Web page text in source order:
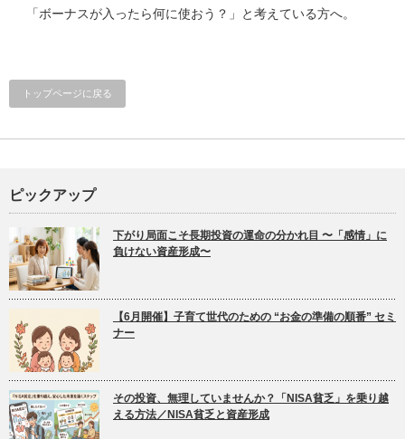
「ボーナスが入ったら何に使おう？」と考えている方へ。
トップページに戻る
ピックアップ
下がり局面こそ長期投資の運命の分かれ目 〜「感情」に
負けない資産形成〜
【6月開催】子育て世代のための “お金の準備の順番” セミ
ナー
その投資、無理していませんか？「NISA貧乏」を乗り越
える方法／NISA貧乏と資産形成